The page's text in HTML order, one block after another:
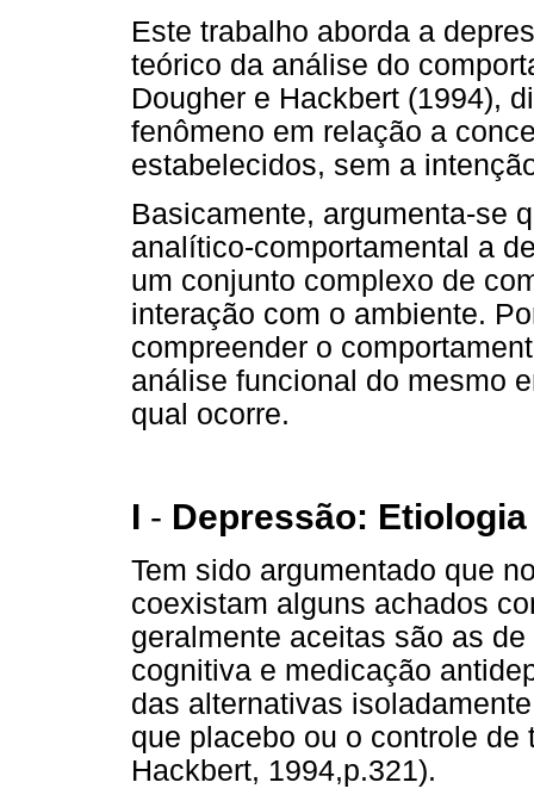
Este trabalho aborda a
teórico da análise do
Dougher e Hackbert (1994),
fenômeno em relação a
estabelecidos, sem a
Basicamente, argumenta-se
analítico-comportamental a
um conjunto complexo de
interação com o ambiente.
compreender o
análise funcional do mesmo
qual ocorre.
I - Depressão:
Tem sido argumentado que
coexistam alguns achados
geralmente aceitas são as
cognitiva e medicação
das alternativas
que placebo ou o controle
Hackbert, 1994,p.321).